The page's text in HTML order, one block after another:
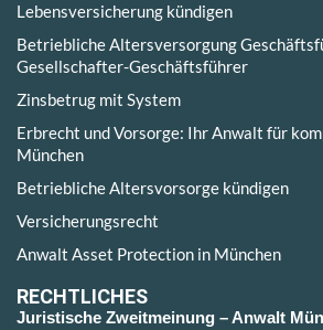
Lebensversicherung kündigen
Betriebliche Altersversorgung
Gesellschafter-Geschäftsführer
Zinsbetrug mit System
Erbrecht und Vorsorge: Ihr Anwalt für
München
Betriebliche Altersvorsorge kündigen
Versicherungsrecht
Anwalt Asset Protection in München
RECHTLICHES
Juristische Zweitmeinung – Anwalt